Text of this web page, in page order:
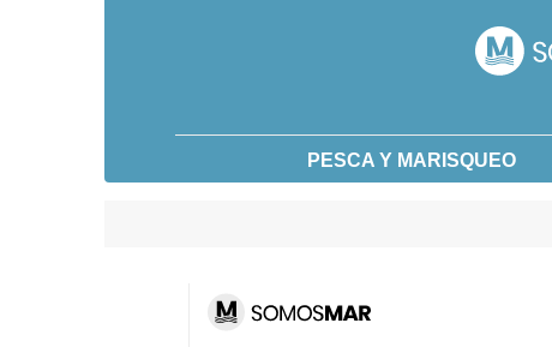
PESCA Y MARISQUEO